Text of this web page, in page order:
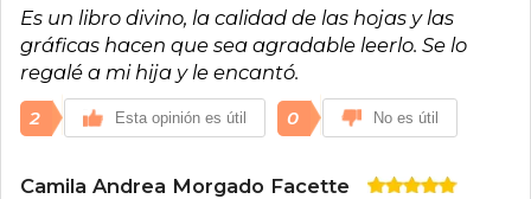
Es un libro divino, la calidad de las hojas y las
gráficas hacen que sea agradable leerlo. Se lo
regalé a mi hija y le encantó.
2 Esta opinión es útil 0 No es útil
Camila Andrea Morgado Facette